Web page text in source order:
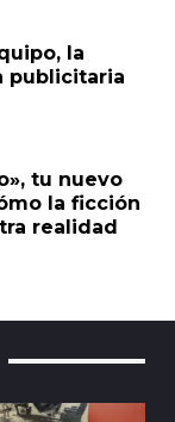
la
publicitaria
tu nuevo
la ficción
realidad